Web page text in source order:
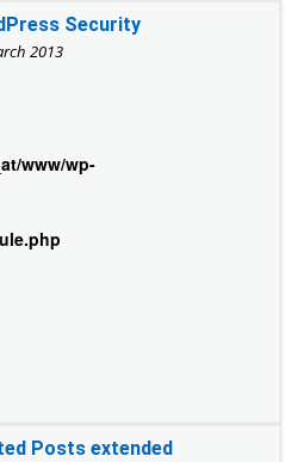
www/wp-
Security
2013
Posts extended